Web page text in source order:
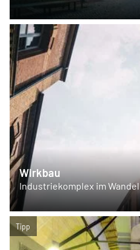
Wirkbau
Industriekomplex im Wandel
Tipp